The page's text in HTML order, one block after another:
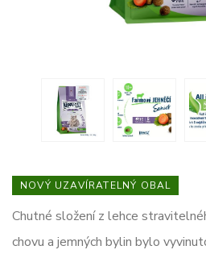
NOVÝ UZAVÍRATELNÝ OBAL
Chutné složení z lehce
chovu a jemných bylin bylo